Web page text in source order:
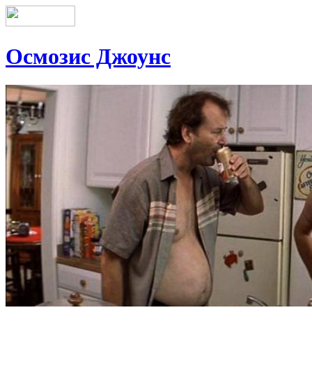
Осмозис Джоунс